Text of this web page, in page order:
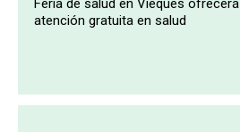
Feria de salud en Vieques ofrecerá
atención gratuita en salud